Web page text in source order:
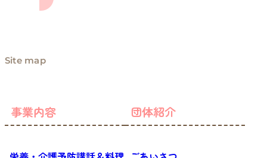
Site map
事業内容 団体紹介